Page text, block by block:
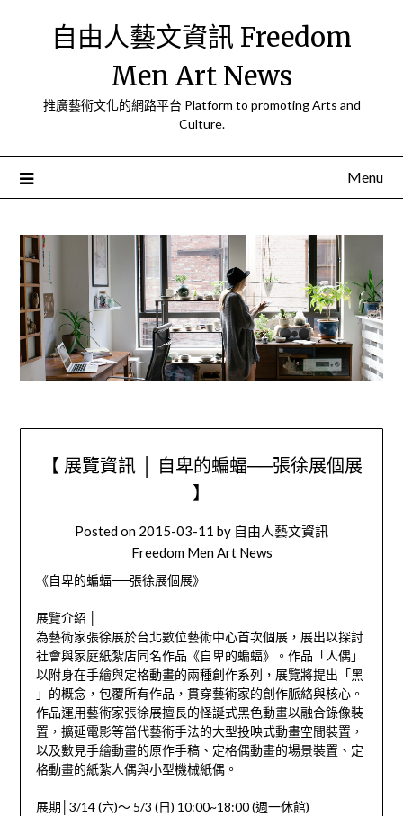
自由人藝文資訊 Freedom
Men Art News
推廣藝術文化的網路平台 Platform to promoting Arts and
Culture.
Menu
【 展覽資訊 │ 自卑的蝙蝠──張徐展個展
】
Posted on 2015-03-11 by 自由人藝文資訊
Freedom Men Art News
《自卑的蝙蝠──張徐展個展》
展覽介紹 │
為藝術家張徐展於台北數位藝術中心首次個展，展出以探討
社會與家庭紙紮店同名作品《自卑的蝙蝠》。作品「人偶」
以附身在手繪與定格動畫的兩種創作系列，展覽將提出「黑
」的概念，包覆所有作品，貫穿藝術家的創作脈絡與核心。
作品運用藝術家張徐展擅長的怪誕式黑色動畫以融合錄像裝
置，擴延電影等當代藝術手法的大型投映式動畫空間裝置，
以及數見手繪動畫的原作手稿、定格偶動畫的場景裝置、定
格動畫的紙紮人偶與小型機械紙偶。
展期│3/14 (六)～ 5/3 (日) 10:00~18:00 (週一休館)